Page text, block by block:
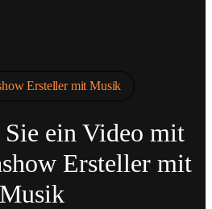
Ersteller mit Musik
Sie ein Video mit
Ersteller mit
Musik